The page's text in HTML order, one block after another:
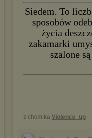
Siedem. To
sposobów
życia
zakamarki
szalone
z chomika Violence_up